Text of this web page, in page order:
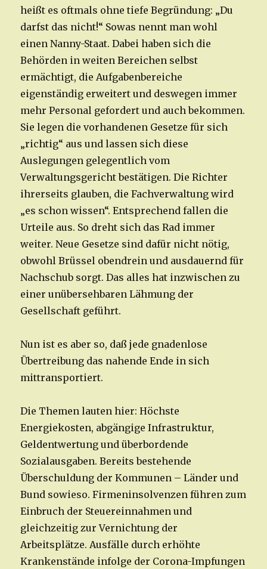
heißt es oftmals ohne tiefe Begründung: „Du
darfst das nicht!“ Sowas nennt man wohl
einen Nanny-Staat. Dabei haben sich die
Behörden in weiten Bereichen selbst
ermächtigt, die Aufgabenbereiche
eigenständig erweitert und deswegen immer
mehr Personal gefordert und auch bekommen.
Sie legen die vorhandenen Gesetze für sich
„richtig“ aus und lassen sich diese
Auslegungen gelegentlich vom
Verwaltungsgericht bestätigen. Die Richter
ihrerseits glauben, die Fachverwaltung wird
„es schon wissen“. Entsprechend fallen die
Urteile aus. So dreht sich das Rad immer
weiter. Neue Gesetze sind dafür nicht nötig,
obwohl Brüssel obendrein und ausdauernd für
Nachschub sorgt. Das alles hat inzwischen zu
einer unübersehbaren Lähmung der
Gesellschaft geführt.
Nun ist es aber so, daß jede gnadenlose
Übertreibung das nahende Ende in sich
mittransportiert.
Die Themen lauten hier: Höchste
Energiekosten, abgängige Infrastruktur,
Geldentwertung und überbordende
Sozialausgaben. Bereits bestehende
Überschuldung der Kommunen – Länder und
Bund sowieso. Firmeninsolvenzen führen zum
Einbruch der Steuereinnahmen und
gleichzeitig zur Vernichtung der
Arbeitsplätze. Ausfälle durch erhöhte
Krankenstände infolge der Corona-Impfungen